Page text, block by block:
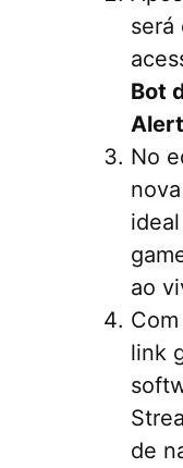
será
Bot
No
ao
link
de